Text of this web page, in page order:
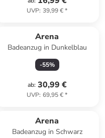
UVP: 39,99 €*
Arena
Badeanzug in Dunkelblau
-55%
ab: 30,99 €
UVP: 69,95 €*
Arena
Badeanzug in Schwarz